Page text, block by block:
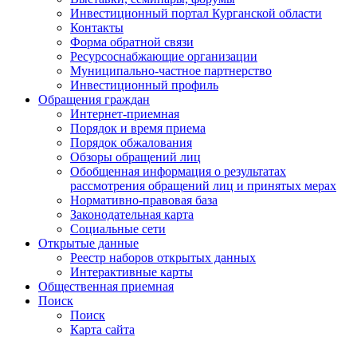
Инвестиционный портал Курганской области
Контакты
Форма обратной связи
Ресурсоснабжающие организации
Муниципально-частное партнерство
Инвестиционный профиль
Обращения граждан
Интернет-приемная
Порядок и время приема
Порядок обжалования
Обзоры обращений лиц
Обобщенная информация о результатах
рассмотрения обращений лиц и принятых мерах
Нормативно-правовая база
Законодательная карта
Социальные сети
Открытые данные
Реестр наборов открытых данных
Интерактивные карты
Общественная приемная
Поиск
Поиск
Карта сайта